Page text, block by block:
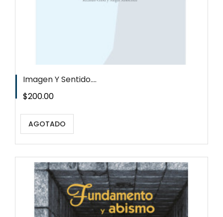
Imagen Y Sentido....
Precio
$200.00
AGOTADO